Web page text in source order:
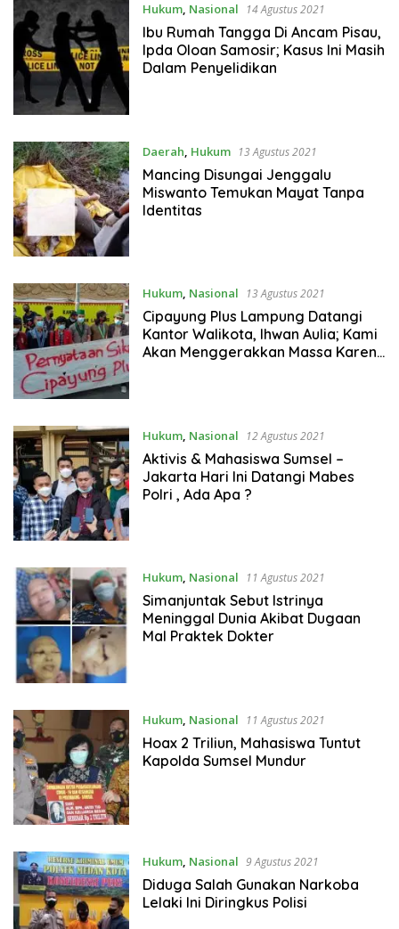
Hukum, Nasional 14 Agustus 2021
Ibu Rumah Tangga Di Ancam Pisau,
Ipda Oloan Samosir; Kasus Ini Masih
Dalam Penyelidikan
Daerah Hukum 13 Agustus 2021
Mancing Disungai Jenggalu
Miswanto Temukan Mayat Tanpa
Identitas
Hukum, Nasional 13 Agustus 2021
Cipayung Plus Lampung Datangi
Kantor Walikota, Ihwan Aulia; Kami
Akan Menggerakkan Massa Karena
Hukum, Nasional 12 Agustus 2021
Aktivis & Mahasiswa Sumsel –
Jakarta Hari Ini Datangi Mabes
Polri , Ada Apa ?
Hukum, Nasional 11 Agustus 2021
Simanjuntak Sebut Istrinya
Meninggal Dunia Akibat Dugaan
Mal Praktek Dokter
Hukum, Nasional 11 Agustus 2021
Hoax 2 Triliun, Mahasiswa Tuntut
Kapolda Sumsel Mundur
Hukum, Nasional 9 Agustus 2021
Diduga Salah Gunakan Narkoba
Lelaki Ini Diringkus Polisi